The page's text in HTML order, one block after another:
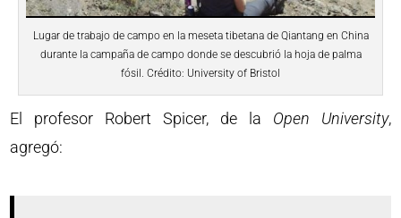
Lugar de trabajo de campo en la meseta tibetana de Qiantang en China
durante la campaña de campo donde se descubrió la hoja de palma
fósil. Crédito: University of Bristol
El profesor Robert Spicer, de la Open University,
agregó: